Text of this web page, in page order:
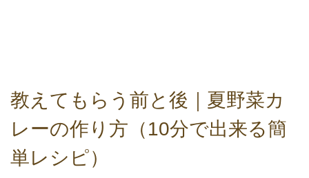
教えてもらう前と後｜夏野菜カ
レーの作り方（10分で出来る簡
単レシピ）